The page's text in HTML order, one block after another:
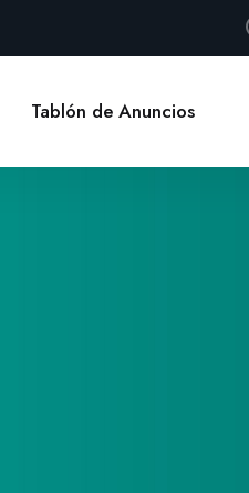
Tablón de Anuncios